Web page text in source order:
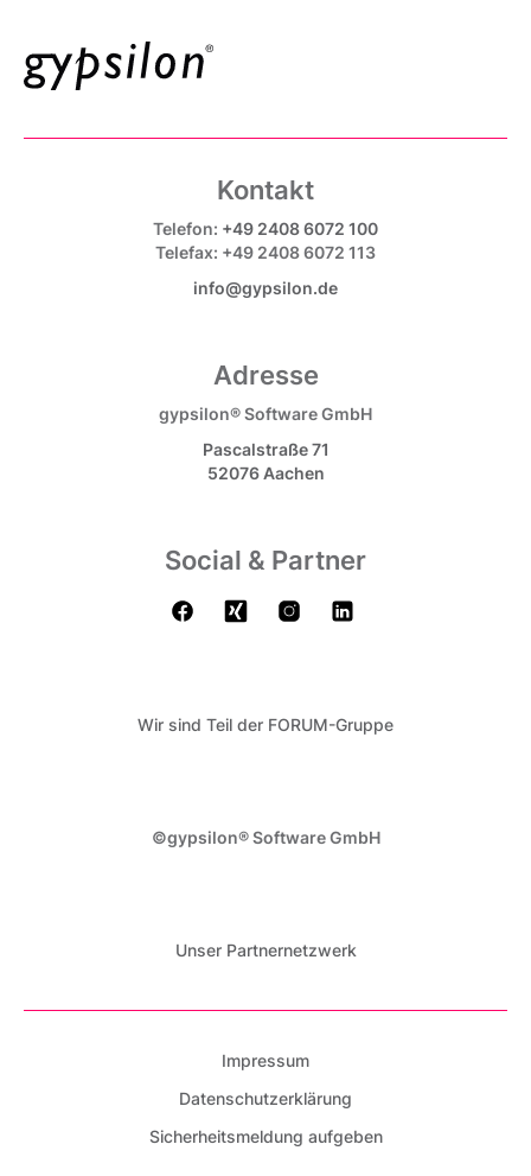
Kontakt
Telefon: +49 2408 6072 100
Telefax: +49 2408 6072 113
info@gypsilon.de
Adresse
gypsilon® Software GmbH
Pascalstraße 71
52076 Aachen
Social & Partner
Wir sind Teil der FORUM-Gruppe
©gypsilon® Software GmbH
Unser Partnernetzwerk
Impressum
Datenschutzerklärung
Sicherheitsmeldung aufgeben